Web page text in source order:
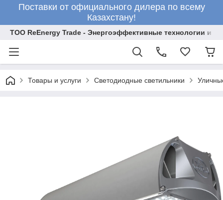
Поставки от официального дилера по всему
Казахстану!
ТОО ReEnergy Trade - Энергоэффективные технологии и
Товары и услуги Светодиодные светильники